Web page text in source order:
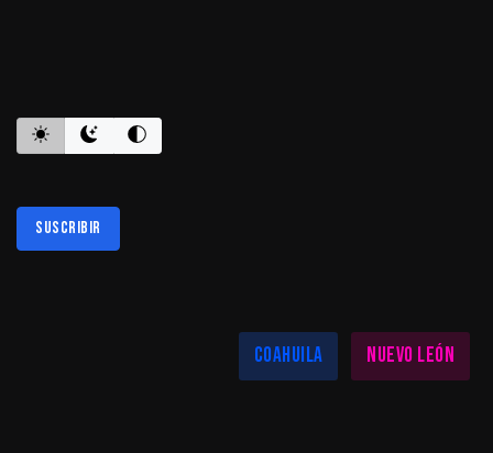
Suscribir
Coahuila
Nuevo León